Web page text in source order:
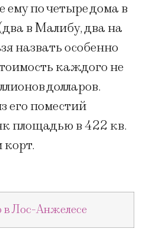
по четыре дома в
в Малибу, два на
назвать особенно
каждого не
долларов.
его поместий
площадью в 422 кв.
корт.